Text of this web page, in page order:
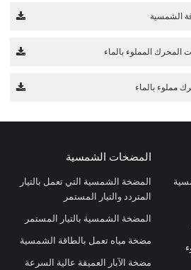
الشمسية
المحرك المملوء بالماء
مملوء بالماء
المضخات الشمسية
المضخة الشمسية التي تعمل بالتيار
المتردد والتيار المستمر
المضخة الشمسية بالتيار المستمر
مضخة مياه تعمل بالطاقة الشمسية
مضخة الآبار العميقة عالية السرعة